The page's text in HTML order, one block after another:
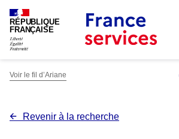
RÉPUBLIQUE
FRANÇAISE
Voir le fil d’Ariane
Revenir à la recherche